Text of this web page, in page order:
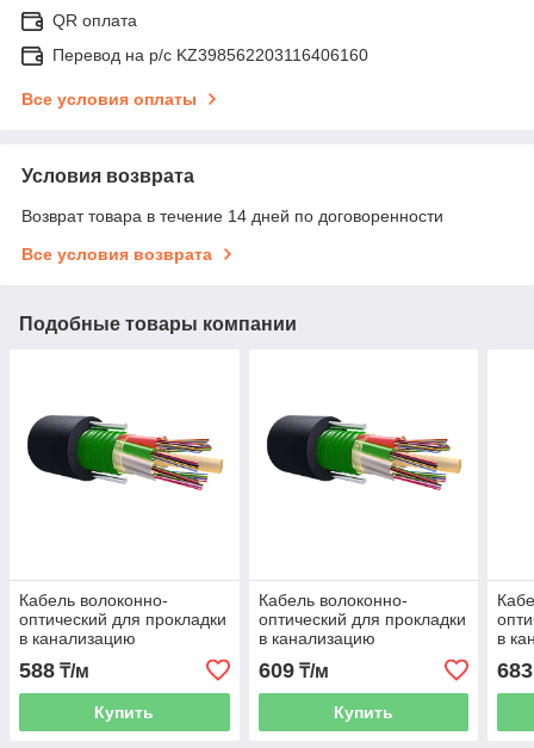
QR оплата
Перевод на р/с KZ398562203116406160
Все условия оплаты
Условия возврата
Возврат товара в течение 14 дней по договоренности
Все условия возврата
Подобные товары компании
Кабель волоконно-
оптический для прокладки
в канализацию
ОКСЛНГ(А)-HF-М2П-А2-
2.7
588 ₸/м
Купить
Кабель волоконно-
оптический для прокладки
в канализацию
ОКСЛНГ(А)-HF-М2П-А6-
2.7
609₸/м
Купить
в
2.7
683